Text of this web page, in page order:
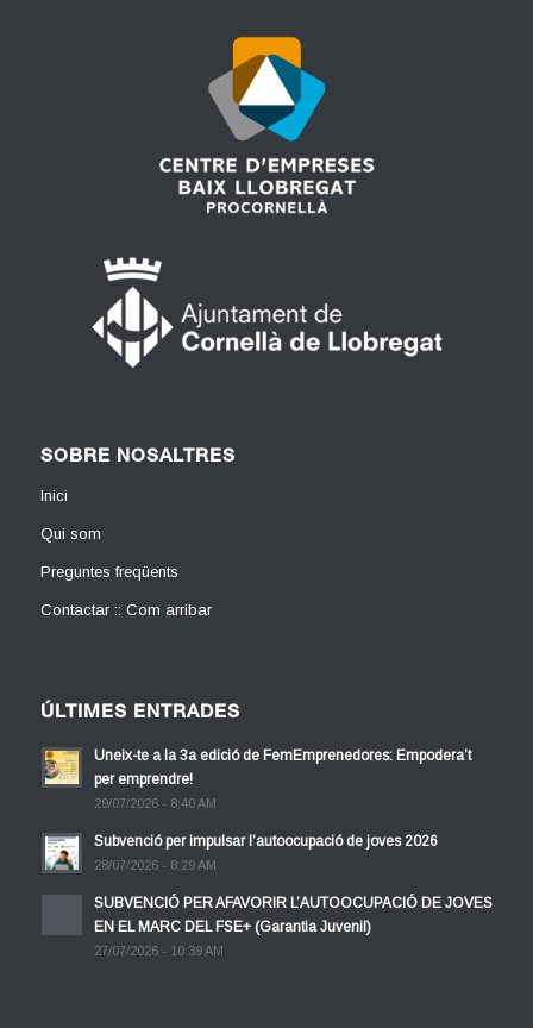
SOBRE NOSALTRES
Inici
Qui som
Preguntes freqüents
Contactar :: Com arribar
ÚLTIMES ENTRADES
Uneix-te a la 3a edició de FemEmprenedores: Empodera’t
per emprendre!
29/07/2026 - 8:40 AM
Subvenció per impulsar l’autoocupació de joves 2026
28/07/2026 - 8:29 AM
SUBVENCIÓ PER AFAVORIR L’AUTOOCUPACIÓ DE JOVES
EN EL MARC DEL FSE+ (Garantia Juvenil)
27/07/2026 - 10:39 AM